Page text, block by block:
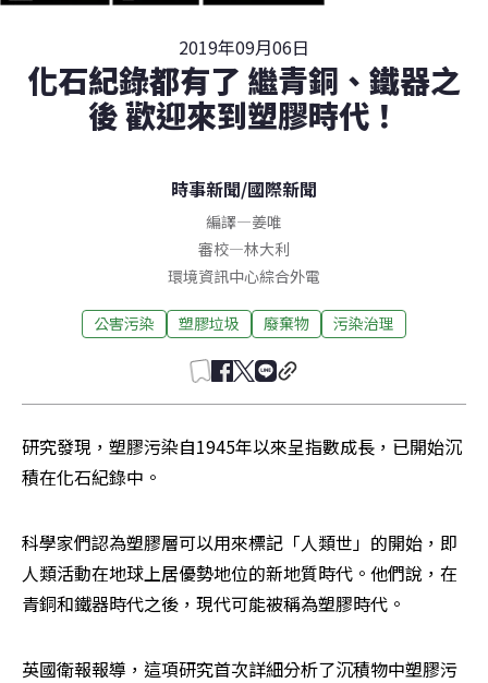
2019年09月06日
化石紀錄都有了 繼青銅、鐵器之
後 歡迎來到塑膠時代！
時事新聞/國際新聞
編譯—姜唯
審校—林大利
環境資訊中心綜合外電
公害污染 塑膠垃圾 廢棄物 污染治理
研究發現，塑膠污染自1945年以來呈指數成長，已開始沉
積在化石紀錄中。
科學家們認為塑膠層可以用來標記「人類世」的開始，即
人類活動在地球上居優勢地位的新地質時代。他們說，在
青銅和鐵器時代之後，現代可能被稱為塑膠時代。
英國衛報報導，這項研究首次詳細分析了沉積物中塑膠污